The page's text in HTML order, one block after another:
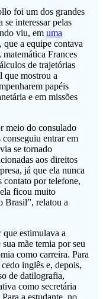
foi um dos grandes
se interessar pelas
viu, em uma
a equipe contava
Frances
de trajetórias
que mostrou a
papéis
e em missões
meio do consulado
entrar em
se tornado
aos direitos
já que ela nunca
contato por telefone,
ficou muito
Brasil”, relatou a
estimulava a
mãe temia por seu
como carreira. Para
inglês e, depois,
de datilografia,
como secretária
a estudante, no